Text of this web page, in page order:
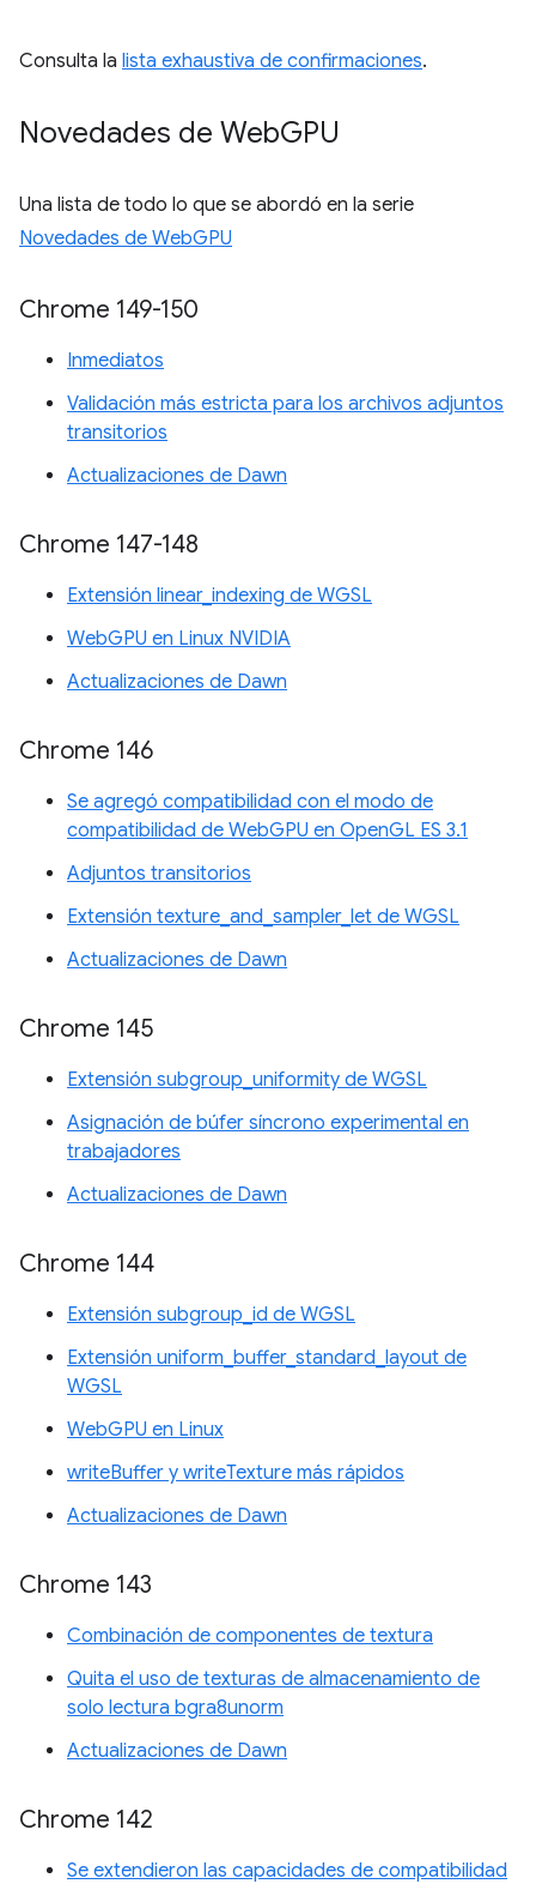
Consulta la lista exhaustiva de confirmaciones.
Novedades de WebGPU
Una lista de todo lo que se abordó en la serie
Novedades de WebGPU
Chrome 149-150
Inmediatos
Validación más estricta para los archivos adjuntos
transitorios
Actualizaciones de Dawn
Chrome 147-148
Extensión linear_indexing de WGSL
WebGPU en Linux NVIDIA
Actualizaciones de Dawn
Chrome 146
Se agregó compatibilidad con el modo de
compatibilidad de WebGPU en OpenGL ES 3.1
Adjuntos transitorios
Extensión texture_and_sampler_let de WGSL
Actualizaciones de Dawn
Chrome 145
Extensión subgroup_uniformity de WGSL
Asignación de búfer síncrono experimental en
trabajadores
Actualizaciones de Dawn
Chrome 144
Extensión subgroup_id de WGSL
Extensión uniform_buffer_standard_layout de
WGSL
WebGPU en Linux
writeBuffer y writeTexture más rápidos
Actualizaciones de Dawn
Chrome 143
Combinación de componentes de textura
Quita el uso de texturas de almacenamiento de
solo lectura bgra8unorm
Actualizaciones de Dawn
Chrome 142
Se extendieron las capacidades de compatibilidad